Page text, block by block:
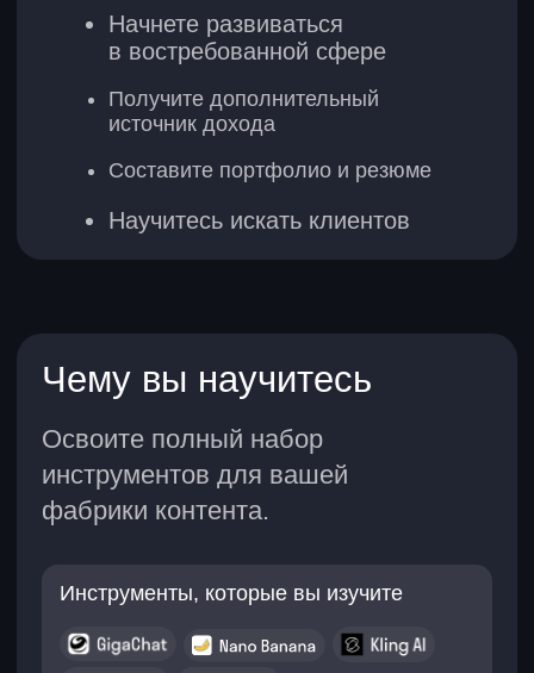
Работать с ИИ-контентом для
усиления позиционирования в
Контент-план и медиаплан
Анализ целевой аудитории
Изучение конкурентной среды
концепций и идей
Предметный визуал для брендов
Соберете сильное
после учебы
Задача:создать серию футуристичных
визуалов для запуска новой линии уходовой